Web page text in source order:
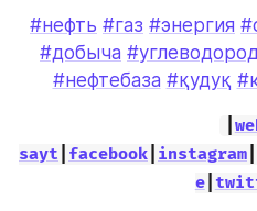
#нефть #газ #энергия
#добыча #углеводород
#нефтебаза #қудуқ
sayt facebook instagram
e|